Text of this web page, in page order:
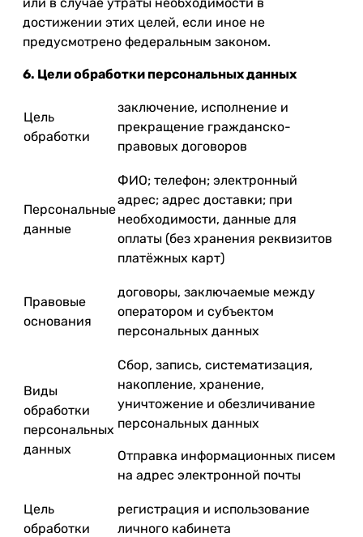
достижении этих целей, если иное не
предусмотрено федеральным законом.
6. Цели обработки персональных данных
Цель
обработки
заключение, исполнение и
прекращение гражданско-
правовых договоров
Персональные
данные
ФИО; телефон; электронный
адрес; адрес доставки; при
необходимости, данные для
оплаты (без хранения реквизитов
платёжных карт)
Правовые
основания
договоры, заключаемые между
оператором и субъектом
персональных данных
Виды
обработки
персональных
данных
Сбор, запись, систематизация,
накопление, хранение,
уничтожение и обезличивание
персональных данных
Отправка информационных писем
на адрес электронной почты
Цель
обработки
регистрация и использование
личного кабинета